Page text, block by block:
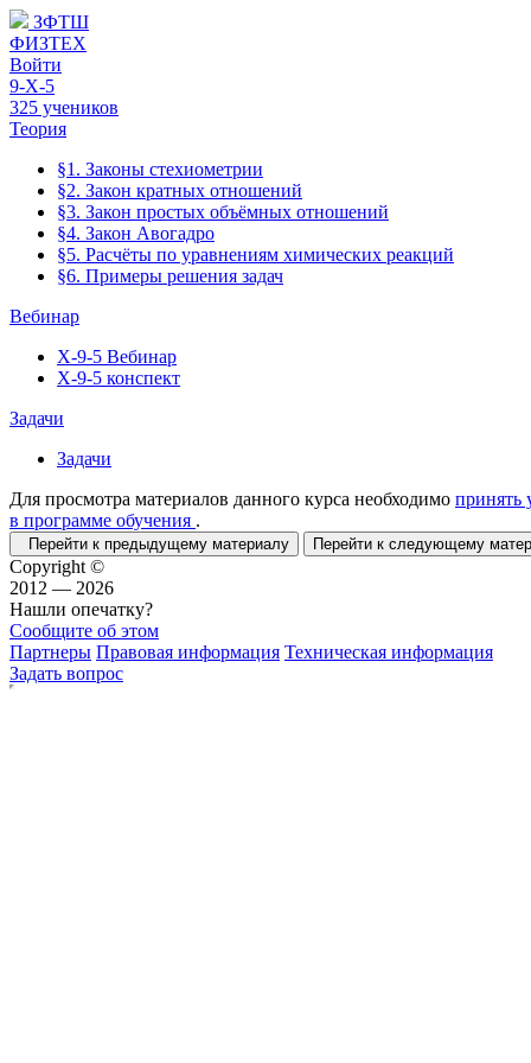
ЗФТШ
ФИЗТЕХ
Войти
9-Х-5
325 учеников
Теория
§1. Законы стехиометрии
§2. Закон кратных отношений
§3. Закон простых объёмных отношений
§4. Закон Авогадро
§5. Расчёты по уравнениям химических реакций
§6. Примеры решения задач
Вебинар
Х-9-5 Вебинар
Х-9-5 конспект
Задачи
Задачи
Для просмотра материалов данного курса необходимо принять
в программе обучения .
Перейти к предыдущему материалу Перейти к следующему
Copyright ©
2012 — 2026
Нашли опечатку?
Сообщите об этом
Партнеры Правовая информация Техническая информация
Задать вопрос